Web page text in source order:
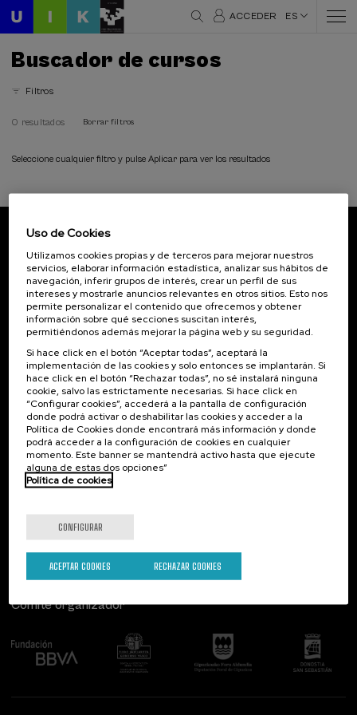
ACCEDER ES
Buscador de cursos
Filtros
0 resultados Borrar filtros
Seleccione cualquier filtro y pulse Aplicar para ver los resultados
Inscríbete para ser el primero/a en recibir las
novedades de UIK.
Suscribirse
Contacto
Palacio Miramar
Paseo de Miraconcha, 48
20007 Donostia / San Sebastián
Gipuzkoa, Spain
Contacta con nosotros
De interés...
Actividades anteriores
Comité organizador
Uso de Cookies
Utilizamos cookies propias y de terceros para mejorar nuestros
servicios, elaborar información estadística, analizar sus hábitos de
navegación, inferir grupos de interés, crear un perfil de sus
intereses y mostrarle anuncios relevantes en otros sitios. Esto nos
permite personalizar el contenido que ofrecemos y obtener
información sobre qué secciones suscitan interés,
permitiéndonos además mejorar la página web y su seguridad.
Si hace click en el botón “Aceptar todas”, aceptará la
implementación de las cookies y solo entonces se implantarán. Si
hace click en el botón “Rechazar todas”, no sé instalará ninguna
cookie, salvo las estrictamente necesarias. Si hace click en
“Configurar cookies”, accederá a la pantalla de configuración
donde podrá activar o deshabilitar las cookies y acceder a la
Política de Cookies donde encontrará más información y donde
podrá acceder a la configuración de cookies en cualquier
momento. Este banner se mantendrá activo hasta que ejecute
alguna de estas dos opciones”
Política de cookies
CONFIGURAR
RECHAZAR COOKIES
ACEPTAR COOKIES